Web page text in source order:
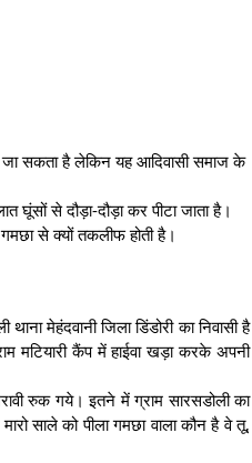
जा सकता है लेकिन यह आदिवासी समाज के
घूंसों से दौड़ा-दौड़ा कर पीटा जाता है।
से क्यों तकलीफ होती है।
मेहंदवानी जिला डिंडोरी का निवासी है
मटियारी कैंप में हाईवा खड़ा करके अपनी
रुक गये। इतने में ग्राम सारसडोली का
साले को पीला गमछा वाला कौन है वे तू,